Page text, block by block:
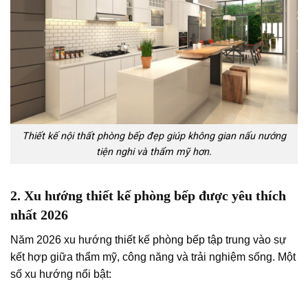
Thiết kế nội thất phòng bếp đẹp giúp không gian nấu nướng
tiện nghi và thẩm mỹ hơn.
2. Xu hướng thiết kế phòng bếp được yêu thích
nhất 2026
Năm 2026 xu hướng thiết kế phòng bếp tập trung vào sự
kết hợp giữa thẩm mỹ, công năng và trải nghiệm sống. Một
số xu hướng nổi bật: